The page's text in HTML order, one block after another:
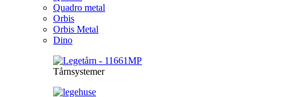
Quadro metal
Orbis
Orbis Metal
Dino
Tårnsystemer